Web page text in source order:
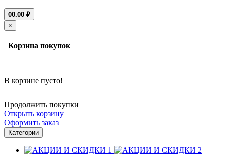
00.00 ₽
×
Корзина покупок
В корзине пусто!
Продолжить покупки
Открыть корзину
Оформить заказ
Категории